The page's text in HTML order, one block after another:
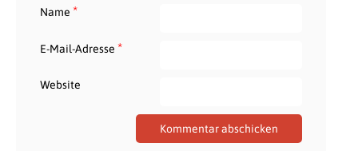
Name *
E-Mail-Adresse *
Website